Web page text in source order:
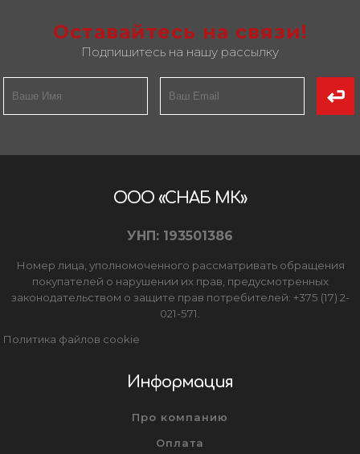
Оставайтесь на связи!
Подпишитесь на нашу рассылку
ООО «СНАБ МК»
УНП: 193501386
Номер лица, уполномоченного рассматривать обращения
покупателей о нарушении их прав, предусмотренных
законодательством о защите прав потребителей: +375 (17) 2-
021-571.
Политика файлов cookie
Информация
Про компанию
Оплата